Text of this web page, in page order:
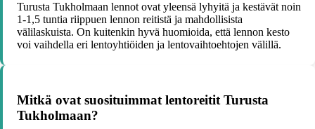
Turusta Tukholmaan lennot ovat yleensä lyhyitä ja kestävät noin
1-1,5 tuntia riippuen lennon reitistä ja mahdollisista
välilaskuista. On kuitenkin hyvä huomioida, että lennon kesto
voi vaihdella eri lentoyhtiöiden ja lentovaihtoehtojen välillä.
Mitkä ovat suosituimmat lentoreitit Turusta
Tukholmaan?